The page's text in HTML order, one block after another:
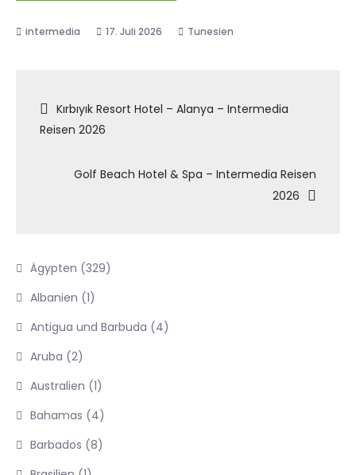
17. Juli 2026 Tunesien
Beitragsnavigation
Kırbıyık Resort Hotel – Alanya – Intermedia
Reisen 2026
Golf Beach Hotel & Spa – Intermedia Reisen
2026
Ägypten (329)
Albanien (1)
Antigua und Barbuda (4)
Aruba (2)
Australien (1)
Bahamas (4)
Barbados (8)